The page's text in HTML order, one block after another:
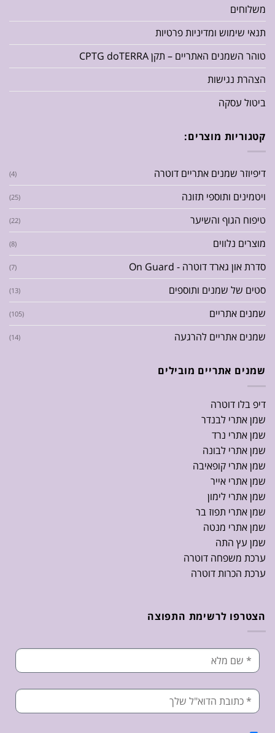
משלוחים
תנאי שימוש ומדיניות פרטיות
טוהר השמנים האתריים – תקן CPTG doTERRA
הצהרת נגישות
ביטול עסקה
קטגוריות מוצרים:
דיפיוזר שמנים אתריים דוטרה (4)
ויטמינים ותוספי תזונה (25)
טיפוח הגוף והשיער (22)
מוצרים נלווים (8)
סדרת און גארד דוטרה - On Guard (7)
סטים של שמנים ותוספים (13)
שמנים אתריים (105)
שמנים אתריים להרגעה (14)
שמנים אתריים מובילים
דיפ בלו דוטרה
שמן אתרי לבנדר
שמן אתרי נרד
שמן אתרי לבונה
שמן אתרי קופאיבה
שמן אתרי אייר
שמן אתרי לימון
שמן אתרי תפוז בר
שמן אתרי מנטה
שמן עץ התה
ערכת משפחה דוטרה
ערכת הכרות דוטרה
הצטרפו לרשימת התפוצה